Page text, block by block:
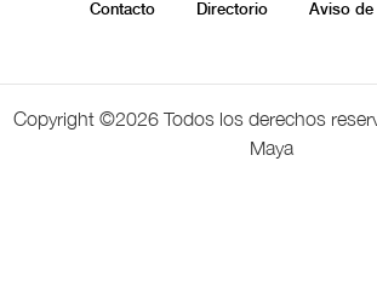
Contacto Directorio Aviso de
Copyright ©2026 Todos los derechos
Maya